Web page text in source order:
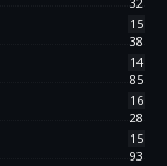
15
38
14
85
16
28
15
93